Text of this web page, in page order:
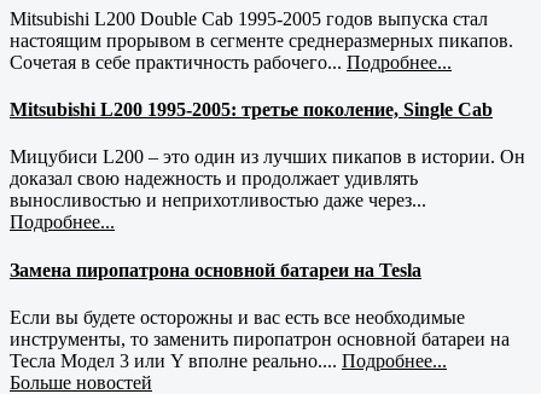
Mitsubishi L200 Double Cab 1995-2005 годов выпуска стал
настоящим прорывом в сегменте среднеразмерных пикапов.
Сочетая в себе практичность рабочего... Подробнее...
Mitsubishi L200 1995-2005: третье поколение, Single Cab
Мицубиси L200 – это один из лучших пикапов в истории. Он
доказал свою надежность и продолжает удивлять
выносливостью и неприхотливостью даже через...
Подробнее...
Замена пиропатрона основной батареи на Tesla
Если вы будете осторожны и вас есть все необходимые
инструменты, то заменить пиропатрон основной батареи на
Тесла Модел 3 или Y вполне реально.... Подробнее...
Больше новостей